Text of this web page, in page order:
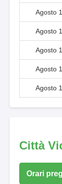
Agosto
Agosto
Agosto
Agosto
Agosto
Città
Orari